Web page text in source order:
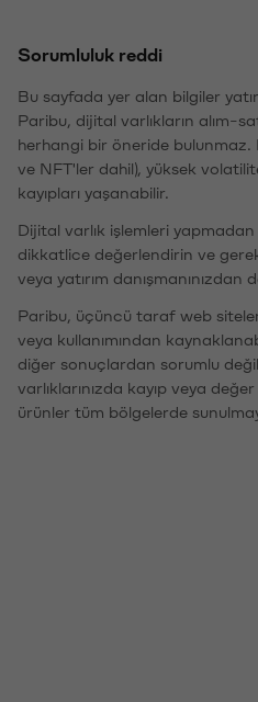
Sorumluluk reddi
Bu sayfada yer alan bilgiler
Paribu, dijital varlıkların alım-
herhangi bir öneride
ve NFT'ler dahil), yüksek
kayıpları yaşanabilir.
Dijital varlık işlemleri
dikkatlice değerlendirin ve
veya yatırım danışmanınızdan
Paribu, üçüncü taraf web
veya kullanımından
diğer sonuçlardan sorumlu
varlıklarınızda kayıp veya
ürünler tüm bölgelerde